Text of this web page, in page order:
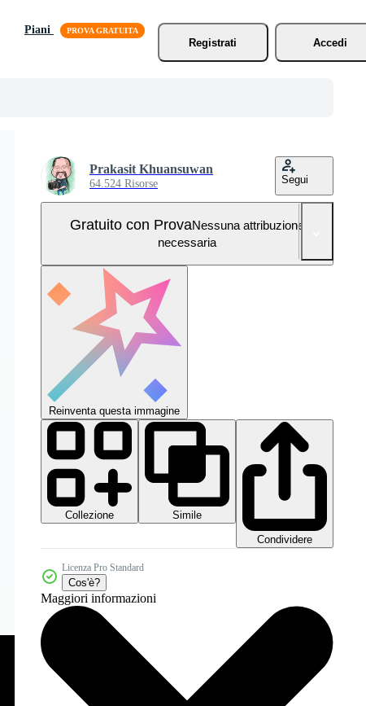
Piani
Registrati
Accedi
Prakasit Khuansuwan
64.524 Risorse Segui
Gratuito con ProvaNessuna attribuzione
necessaria
Reinventa questa immagine
Collezione
Simile
Condividere
Licenza Pro Standard
Cos'è?
Maggiori informazioni